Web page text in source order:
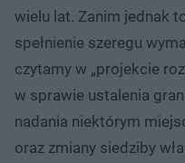
wielu lat. Zanim jednak
spełnienie szeregu
czytamy w „projekcie
w sprawie ustalenia
nadania niektórym
oraz zmiany siedziby